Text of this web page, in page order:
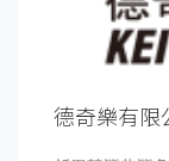
德奇樂有限